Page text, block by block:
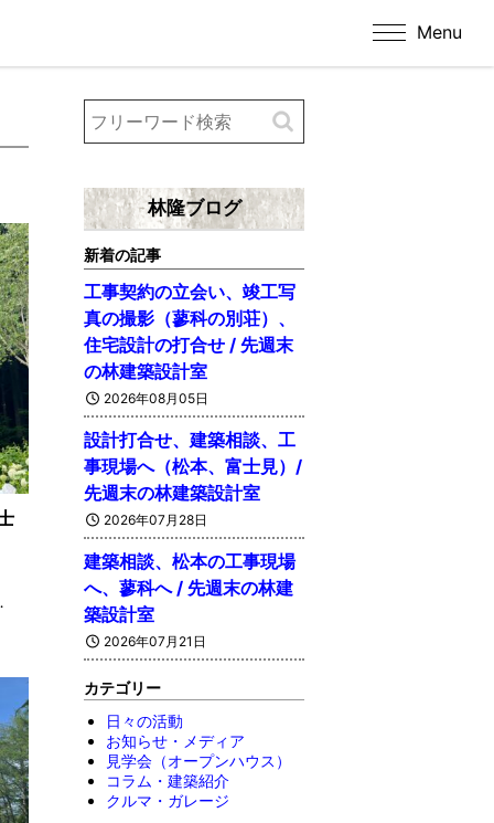
Menu
林隆ブログ
新着の記事
工事契約の立会い、竣工写
真の撮影（蓼科の別荘）、
住宅設計の打合せ / 先週末
の林建築設計室
2026年08月05日
設計打合せ、建築相談、工
事現場へ（松本、富士見）/
先週末の林建築設計室
2026年07月28日
建築相談、松本の工事現場
へ、蓼科へ / 先週末の林建
築設計室
2026年07月21日
カテゴリー
日々の活動
お知らせ・メディア
見学会（オープンハウス）
コラム・建築紹介
クルマ・ガレージ